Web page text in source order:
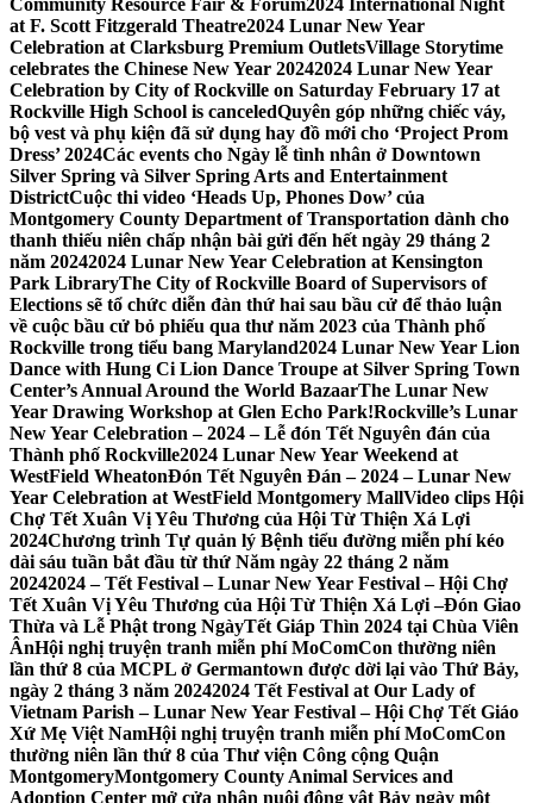
Community Resource Fair & Forum2024 International Night
at F. Scott Fitzgerald Theatre2024 Lunar New Year
Celebration at Clarksburg Premium OutletsVillage Storytime
celebrates the Chinese New Year 20242024 Lunar New Year
Celebration by City of Rockville on Saturday February 17 at
Rockville High School is canceledQuyên góp những chiếc váy,
bộ vest và phụ kiện đã sử dụng hay đồ mới cho ‘Project Prom
Dress’ 2024Các events cho Ngày lễ tình nhân ở Downtown
Silver Spring và Silver Spring Arts and Entertainment
DistrictCuộc thi video ‘Heads Up, Phones Dow’ của
Montgomery County Department of Transportation dành cho
thanh thiếu niên chấp nhận bài gửi đến hết ngày 29 tháng 2
năm 20242024 Lunar New Year Celebration at Kensington
Park LibraryThe City of Rockville Board of Supervisors of
Elections sẽ tổ chức diễn đàn thứ hai sau bầu cử để thảo luận
về cuộc bầu cử bỏ phiếu qua thư năm 2023 của Thành phố
Rockville trong tiểu bang Maryland2024 Lunar New Year Lion
Dance with Hung Ci Lion Dance Troupe at Silver Spring Town
Center’s Annual Around the World BazaarThe Lunar New
Year Drawing Workshop at Glen Echo Park!Rockville’s Lunar
New Year Celebration – 2024 – Lễ đón Tết Nguyên đán của
Thành phố Rockville2024 Lunar New Year Weekend at
WestField WheatonĐón Tết Nguyên Đán – 2024 – Lunar New
Year Celebration at WestField Montgomery MallVideo clips Hội
Chợ Tết Xuân Vị Yêu Thương của Hội Từ Thiện Xá Lợi
2024Chương trình Tự quản lý Bệnh tiểu đường miễn phí kéo
dài sáu tuần bắt đầu từ thứ Năm ngày 22 tháng 2 năm
20242024 – Tết Festival – Lunar New Year Festival – Hội Chợ
Tết Xuân Vị Yêu Thương của Hội Từ Thiện Xá Lợi –Đón Giao
Thừa và Lễ Phật trong NgàyTết Giáp Thìn 2024 tại Chùa Viên
ÂnHội nghị truyện tranh miễn phí MoComCon thường niên
lần thứ 8 của MCPL ở Germantown được dời lại vào Thứ Bảy,
ngày 2 tháng 3 năm 20242024 Tết Festival at Our Lady of
Vietnam Parish – Lunar New Year Festival – Hội Chợ Tết Giáo
Xứ Mẹ Việt NamHội nghị truyện tranh miễn phí MoComCon
thường niên lần thứ 8 của Thư viện Công cộng Quận
MontgomeryMontgomery County Animal Services and
Adoption Center mở cửa nhận nuôi động vật Bảy ngày một